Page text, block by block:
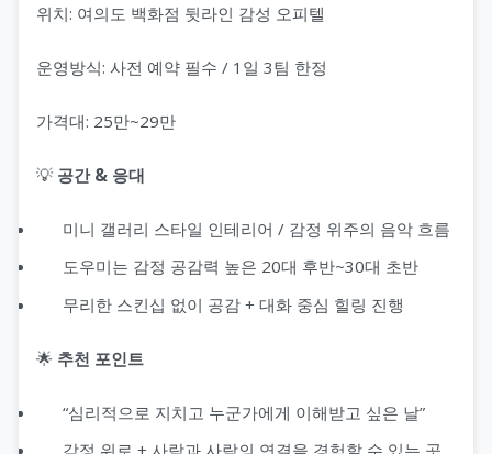
위치: 여의도 백화점 뒷라인 감성 오피텔
운영방식: 사전 예약 필수 / 1일 3팀 한정
가격대: 25만~29만
💡 공간 & 응대
미니 갤러리 스타일 인테리어 / 감정 위주의 음악 흐름
도우미는 감정 공감력 높은 20대 후반~30대 초반
무리한 스킨십 없이 공감 + 대화 중심 힐링 진행
🌟 추천 포인트
“심리적으로 지치고 누군가에게 이해받고 싶은 날”